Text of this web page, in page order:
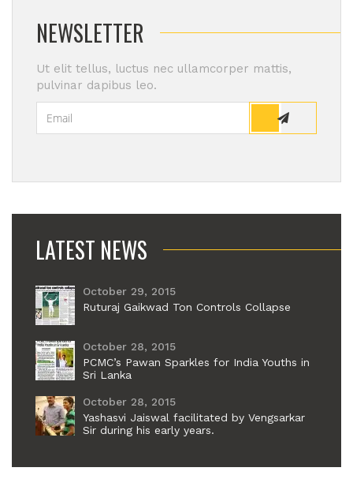
NEWSLETTER
Ut elit tellus, luctus nec ullamcorper mattis,
pulvinar dapibus leo.
LATEST NEWS
October 29, 2015
Ruturaj Gaikwad Ton Controls Collapse
October 28, 2015
PCMC’s Pawan Sparkles for India Youths in
Sri Lanka
October 28, 2015
Yashasvi Jaiswal facilitated by Vengsarkar
Sir during his early years.